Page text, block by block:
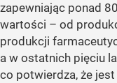
zapewniając ponad
wartości – od
produkcji
a w ostatnich pięciu
co potwierdza, że